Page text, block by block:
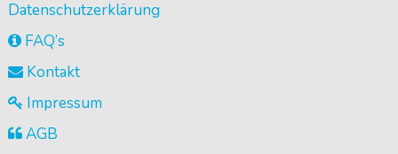
Datenschutzerklärung
FAQ’s
Kontakt
Impressum
AGB